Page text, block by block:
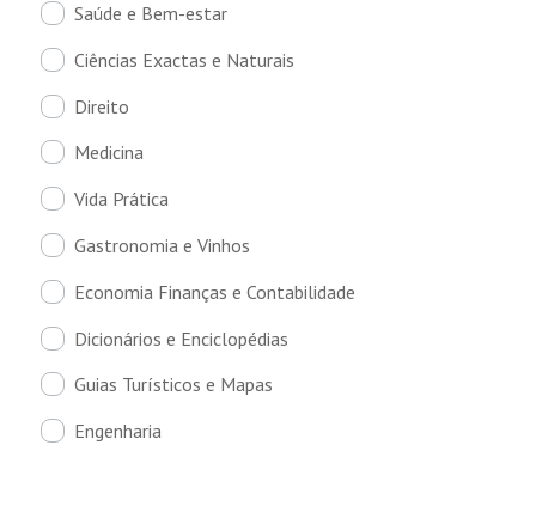
Saúde e Bem-estar
Ciências Exactas e Naturais
Direito
Medicina
Vida Prática
Gastronomia e Vinhos
Economia Finanças e Contabilidade
Dicionários e Enciclopédias
Guias Turísticos e Mapas
Engenharia